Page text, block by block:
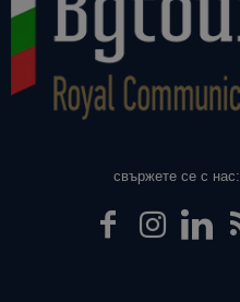
свържете се с нас: